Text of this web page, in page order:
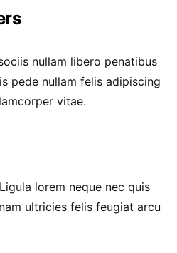
nullam libero penatibus
pede nullam felis adipiscing
vitae.
lorem neque nec quis
ultricies felis feugiat arcu